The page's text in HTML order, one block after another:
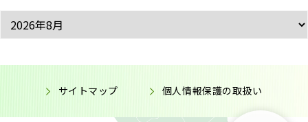
サイトマップ 個人情報保護の取扱い